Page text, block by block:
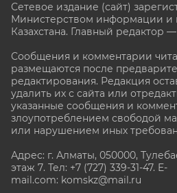
Сетевое издание (сайт)
Министерством информации и
Казахстана. Главный редактор
Сообщения и комментарии
размещаются после
редактирования. Редакция
удалить их с сайта или
указанные сообщения и
злоупотреблением свободой
или нарушением иных
Адрес: г. Алматы, 050000,
этаж 7. Тел: +7 (727) 339-31-47. E-
mail.com: komskz@mail.ru